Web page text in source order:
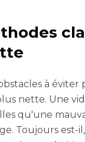
à
nette. Une
qu'une
Toujours est-